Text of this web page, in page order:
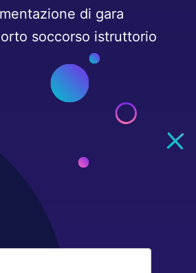
di gara
soccorso istruttorio